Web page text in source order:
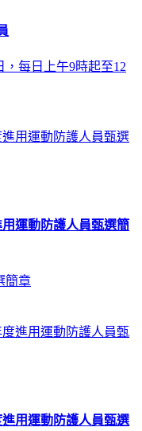
，每日上午9時起至12
用運動防護人員甄選簡
簡章
進用運動防護人員甄選